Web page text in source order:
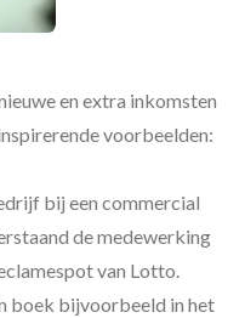
en extra inkomsten
voorbeelden:
bij een commercial
de medewerking
van Lotto.
boek bijvoorbeeld in het